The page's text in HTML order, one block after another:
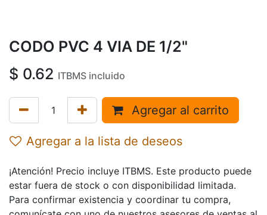
CODO PVC 4 VIA DE 1/2"
$ 0.62 ITBMS incluido
Agregar al carrito
Agregar a la lista de deseos
¡Atención! Precio incluye ITBMS. Este producto puede
estar fuera de stock o con disponibilidad limitada.
Para confirmar existencia y coordinar tu compra,